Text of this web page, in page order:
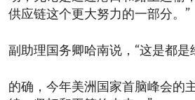
供应链这个更大努力的一部分。”
副助理国务卿哈南说，“这是都是
的确，今年美洲国家首脑峰会的